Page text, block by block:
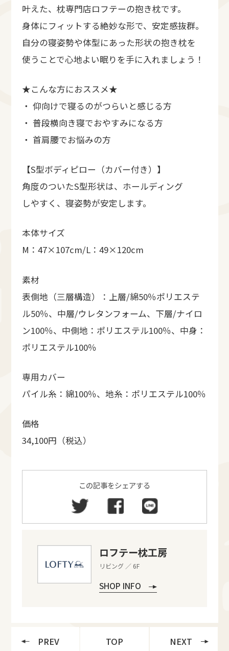
叶えた、枕専門店ロフテーの抱き枕です。
身体にフィットする絶妙な形で、安定感抜群。
自分の寝姿勢や体型にあった形状の抱き枕を
使うことで心地よい眠りを手に入れましょう！
★こんな方におススメ★
・ 仰向けで寝るのがつらいと感じる方
・ 普段横向き寝でおやすみになる方
・ 首肩腰でお悩みの方
【S型ボディピロー（カバー付き）】
角度のついたS型形状は、ホールディング
しやすく、寝姿勢が安定します。
本体サイズ
M：47×107cm/L：49×120cm
素材
表側地（三層構造）：上層/綿50％ポリエステ
ル50％、中層/ウレタンフォーム、下層/ナイロ
ン100％、中側地：ポリエステル100％、中身：
ポリエステル100％
専用カバー
パイル糸：綿100％、地糸：ポリエステル100％
価格
34,100円（税込）
この記事をシェアする
ロフテー枕工房
リビング ／ 6F
SHOP INFO
PREV TOP NEXT